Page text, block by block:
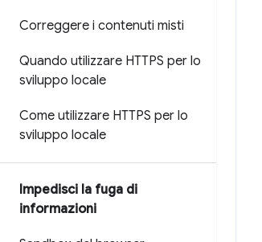
Correggere i contenuti misti
Quando utilizzare HTTPS per lo
sviluppo locale
Come utilizzare HTTPS per lo
sviluppo locale
Impedisci la fuga di
informazioni